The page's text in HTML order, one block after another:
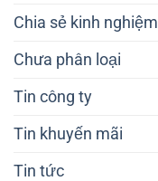
Chia sẻ kinh nghiệm
Chưa phân loại
Tin công ty
Tin khuyến mãi
Tin tức